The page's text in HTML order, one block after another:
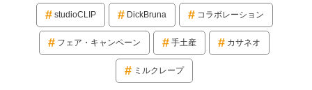
studioCLIP DickBruna コラボレーション
フェア・キャンペーン 手土産 カサネオ
ミルクレープ